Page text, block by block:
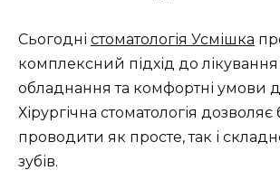
Сьогодні стоматологія Усмішка
комплексний підхід до лікування
обладнання та комфортні умови
Хірургічна стоматологія
проводити як просте, так і
зубів.